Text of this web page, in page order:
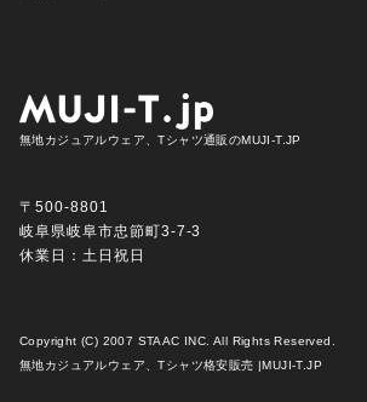
無地カジュアルウェア、Tシャツ通販のMUJI-T.JP
〒500-8801
岐阜県岐阜市忠節町3-7-3
休業日：土日祝日
Copyright (C) 2007 STAAC INC. All Rights Reserved.
無地カジュアルウェア、Tシャツ格安販売 |MUJI-T.JP